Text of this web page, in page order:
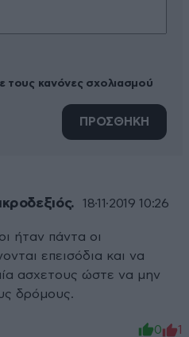
τους κανόνες σχολιασμού
ΠΡΟΣΘΗΚΗ
18·11·2019 10:26
ήταν πάντα οι
επεισόδια και να
ασχετους ώστε να μην
δρόμους.
0 1